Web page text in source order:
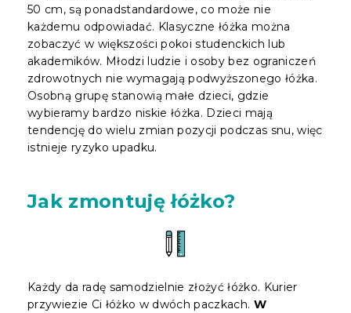
50 cm, są ponadstandardowe, co może nie
każdemu odpowiadać. Klasyczne łóżka można
zobaczyć w większości pokoi studenckich lub
akademików. Młodzi ludzie i osoby bez ograniczeń
zdrowotnych nie wymagają podwyższonego łóżka.
Osobną grupę stanowią małe dzieci, gdzie
wybieramy bardzo niskie łóżka. Dzieci mają
tendencję do wielu zmian pozycji podczas snu, więc
istnieje ryzyko upadku.
Jak zmontuję łóżko?
Każdy da radę samodzielnie złożyć łóżko. Kurier
przywiezie Ci łóżko w dwóch paczkach. W